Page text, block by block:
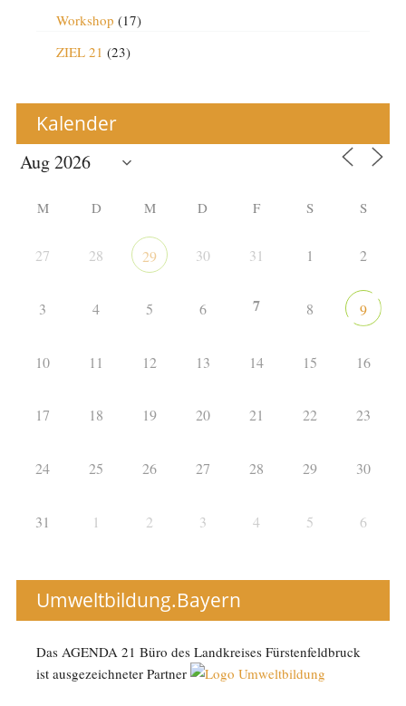
Workshop (17)
ZIEL 21 (23)
Kalender
M D M D F S S
27 28 29 30 31 1 2
3 4 5 6 7 8 9
10 11 12 13 14 15 16
17 18 19 20 21 22 23
24 25 26 27 28 29 30
31 1 2 3 4 5 6
Umweltbildung.Bayern
Das AGENDA 21 Büro des Landkreises Fürstenfeldbruck
ist ausgezeichneter Partner